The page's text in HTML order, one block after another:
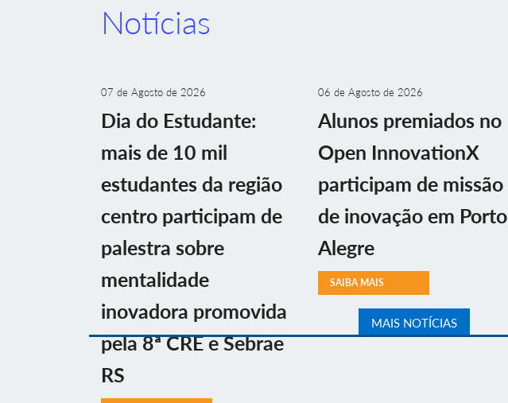
Notícias
07 de Agosto de 2026
Dia do Estudante:
mais de 10 mil
estudantes da região
centro participam de
palestra sobre
mentalidade
inovadora promovida
pela 8ª CRE e Sebrae
RS
06 de Agosto de 2026
Alunos premiados no
Open InnovationX
participam de missão
de inovação em Porto
Alegre
SAIBA MAIS
MAIS NOTÍCIAS